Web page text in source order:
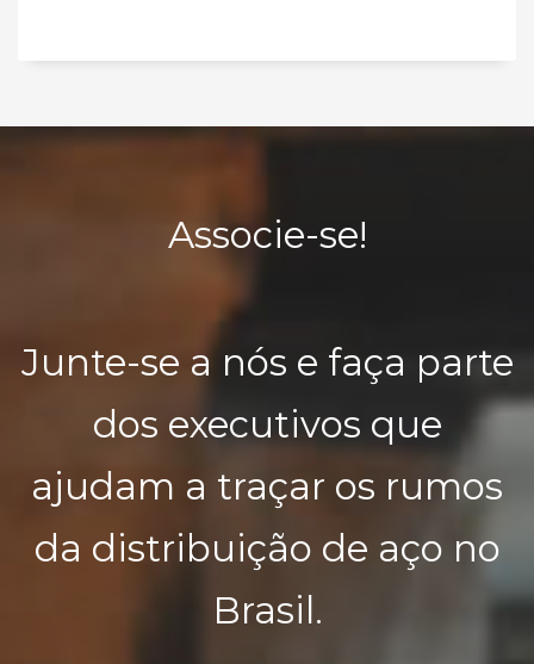
Associe-se!
Junte-se a nós e faça parte
dos executivos que
ajudam a traçar os rumos
da distribuição de aço no
Brasil.